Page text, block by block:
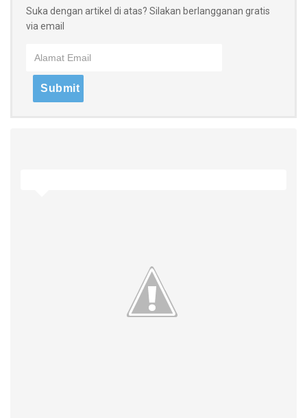
Suka dengan artikel di atas? Silakan berlangganan gratis
via email